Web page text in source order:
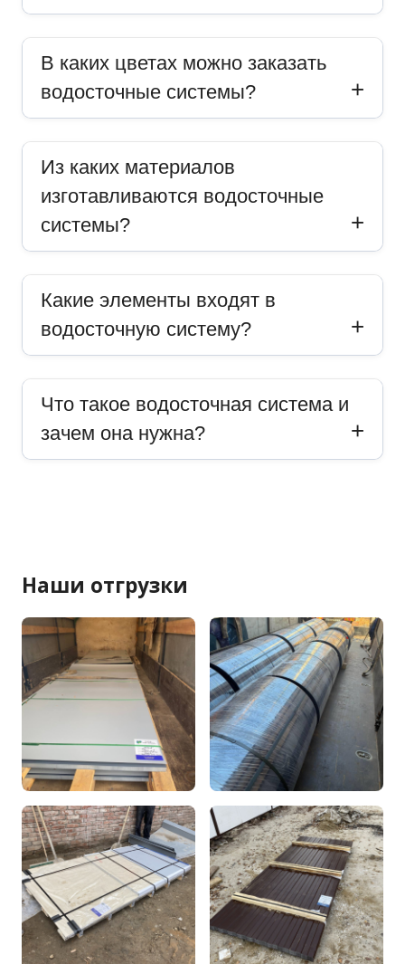
В каких цветах можно заказать
водосточные системы?
Из каких материалов
изготавливаются водосточные
системы?
Какие элементы входят в
водосточную систему?
Что такое водосточная система и
зачем она нужна?
Наши отгрузки